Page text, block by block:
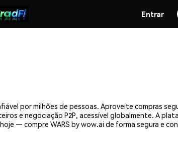
Entrar
por milhões de pessoas. Aproveite compras
e negociação P2P, acessível globalmente. A
— compre WARS by wow.ai de forma segura e